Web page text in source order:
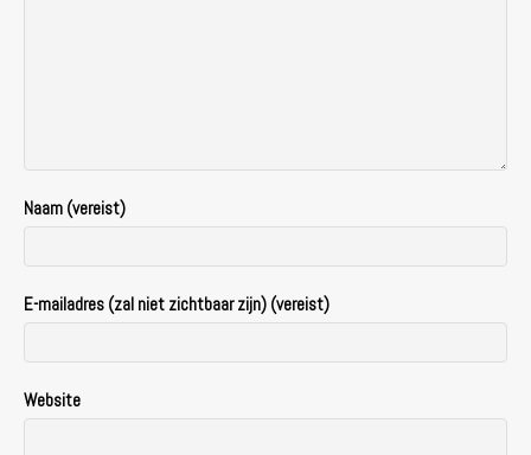
Naam (vereist)
E-mailadres (zal niet zichtbaar zijn) (vereist)
Website